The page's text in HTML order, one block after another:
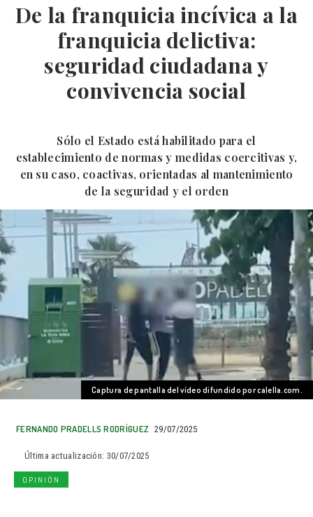
De la franquicia incívica a la
franquicia delictiva:
seguridad ciudadana y
convivencia social
Sólo el Estado está habilitado para el
establecimiento de normas y medidas coercitivas y,
en su caso, coactivas, orientadas al mantenimiento
de la seguridad y el orden
Captura de pantalla del vídeo difundido por calella.com.
FERNANDO PRADELLS RODRÍGUEZ 29/07/2025
Última actualización: 30/07/2025
OPINIÓN